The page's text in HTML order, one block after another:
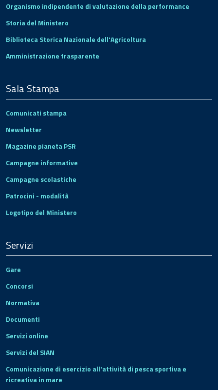
Organismo indipendente di valutazione della performance
Storia del Ministero
Biblioteca Storica Nazionale dell'Agricoltura
Amministrazione trasparente
Sala Stampa
Comunicati stampa
Newsletter
Magazine pianeta PSR
Campagne informative
Campagne scolastiche
Patrocini - modalità
Logotipo del Ministero
Servizi
Gare
Concorsi
Normativa
Documenti
Servizi online
Servizi del SIAN
Comunicazione di esercizio all'attività di pesca sportiva e
ricreativa in mare